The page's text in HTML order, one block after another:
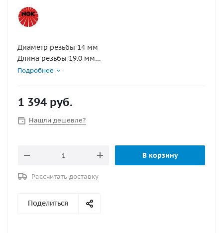
Диаметр резьбы 14 мм
Длина резьбы 19.0 мм
Калильное число 6
с резистором, 3 боковых электрода
Межэлектродный зазор 0.8 мм
Подробнее
1 394 руб.
Нашли дешевле?
В корзину
Рассчитать доставку
Поделиться